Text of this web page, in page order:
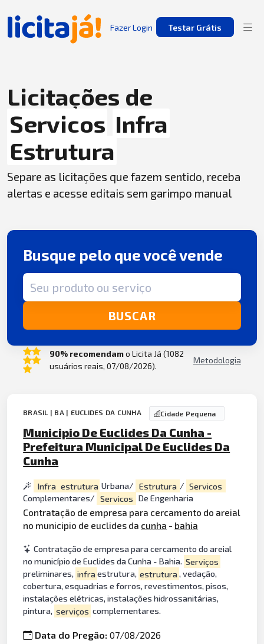
Fazer Login Testar Grátis
Licitações de
Servicos Infra
Estrutura
Separe as licitações que fazem sentido, receba
alertas e acesse editais sem garimpo manual
Busque pelo que você vende
Termo de busca
BUSCAR
90% recomendamo Licita Já (1082
usuários reais, 07/08/2026).
Metodologia
BRASIL | BA | EUCLIDES DA CUNHA Cidade Pequena
Municipio De Euclides Da Cunha -
Prefeitura Municipal De Euclides Da
Cunha
Infra estrutura Urbana/ Estrutura / Servicos
Complementares/ Servicos De Engenharia
Contratação de empresa para cercamento do areial
no municipio de euclides da cunha - bahia
Contratação de empresa para cercamento do areial
no município de Euclides da Cunha - Bahia. Serviços
preliminares, infraestrutura, estrutura, vedação,
cobertura, esquadrias e forros, revestimentos, pisos,
instalações elétricas, instalações hidrossanitárias,
pintura, serviços complementares.
Data do Pregão:07/08/2026